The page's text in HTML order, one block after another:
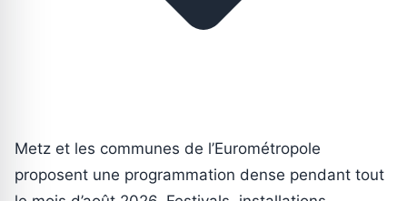
Metz et les communes de l’Eurométropole
proposent une programmation dense pendant tout